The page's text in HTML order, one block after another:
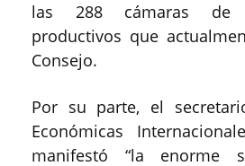
las 288 cámaras de
productivos que
Consejo.
Por su parte, el
Económicas
manifestó “la enorme